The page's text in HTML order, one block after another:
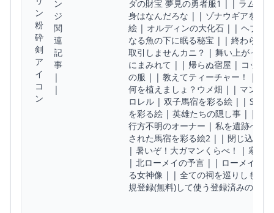
ン
ジ
関
連
記
事
|
|
ダの財宝 夢見の勇者服1 | | ラムダ
身はなんだろな | | ゾナウギアを乗
絵 | オルディンの大化石 | | ヘブラ
なる魚の下に眠る秘宝 | | 終わらぬ
取引しませんカニ？ | 舞い上がっ
にまみれて | | 帰らぬ宿屋 | コッコ
の服 | | 教えてティーチャー！ | 教
何を植えましょ？ウメ畑 | | マンサ
ロレル | 双子馬宿を彩る絵 | | SOS
を彩る絵 | 英雄たちの隠し事 | | ゲ
行方不明のオーナー | 私を遺跡へ
された馬宿を彩る絵2 | | 閉じ込め
| 暑いぞ！大ガマンくらべ！ | 寒い
| 北ローメイの予言 | | ローメイ島
る女神像 | | 全ての祠を巡りしもの |
規登録(無料)して使う登録済みの方